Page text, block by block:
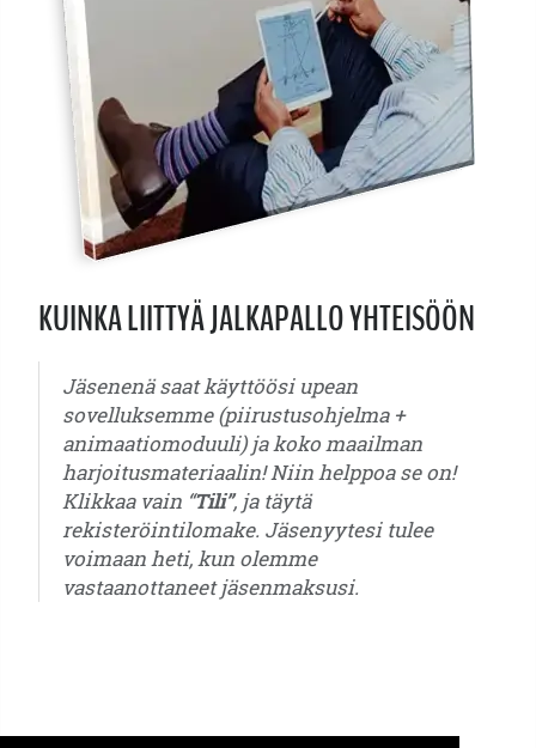
KUINKA LIITTYÄ JALKAPALLO YHTEISÖÖN
Jäsenenä saat käyttöösi upean
sovelluksemme (piirustusohjelma +
animaatiomoduuli) ja koko maailman
harjoitusmateriaalin! Niin helppoa se on!
Klikkaa vain “Tili”, ja täytä
rekisteröintilomake. Jäsenyytesi tulee
voimaan heti, kun olemme
vastaanottaneet jäsenmaksusi.